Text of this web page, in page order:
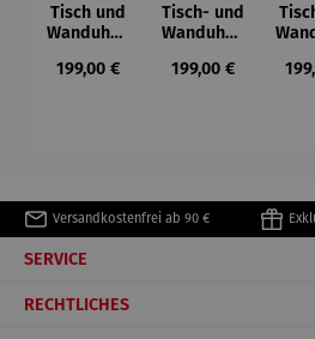
Tisch und
Wanduhr |
tik –
Regulärer Preis:
199,00 €
Tisch- und
Wanduhr |
– Wortuhr
Regulärer Preis:
199,00 €
–
Versandkostenfrei ab 90 €
SERVICE
RECHTLICHES